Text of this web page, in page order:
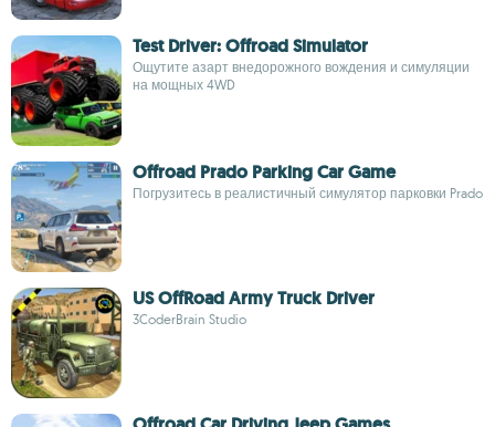
Test Driver: Offroad Simulator
Ощутите азарт внедорожного вождения и симуляции
на мощных 4WD
Offroad Prado Parking Car Game
Погрузитесь в реалистичный симулятор парковки Prado
US OffRoad Army Truck Driver
3CoderBrain Studio